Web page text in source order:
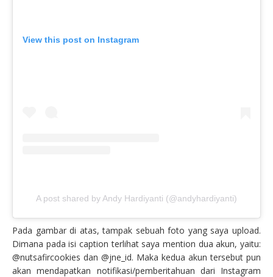
View this post on Instagram
A post shared by Andy Hardiyanti (@andyhardiyanti)
Pada gambar di atas, tampak sebuah foto yang saya upload.
Dimana pada isi caption terlihat saya mention dua akun, yaitu:
@nutsafircookies dan @jne_id. Maka kedua akun tersebut pun
akan mendapatkan notifikasi/pemberitahuan dari Instagram